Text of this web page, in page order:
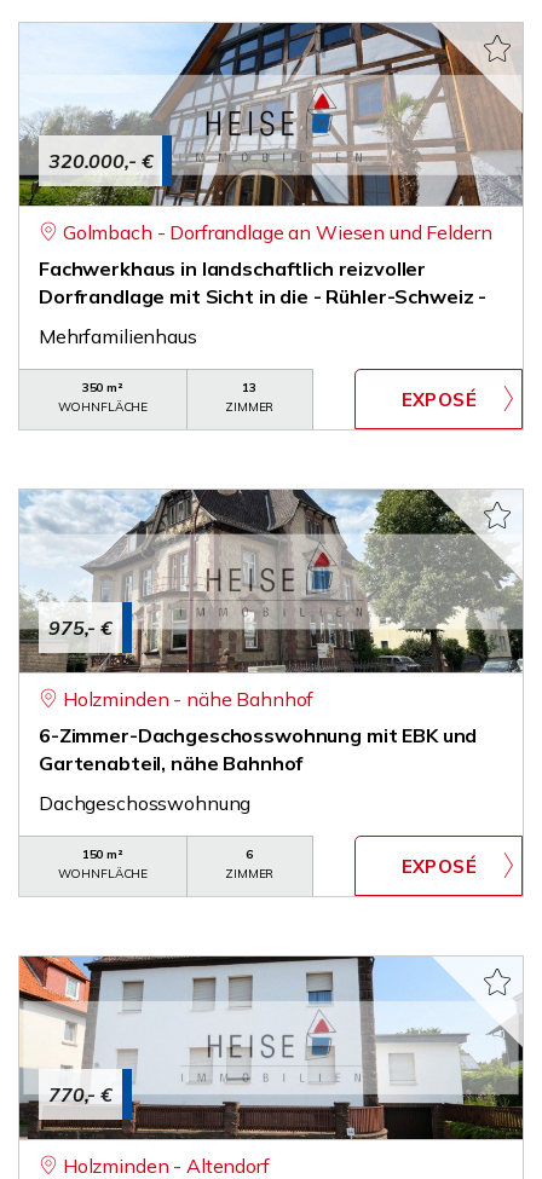
320.000,- €
Golmbach - Dorfrandlage an Wiesen und Feldern
Fachwerkhaus in landschaftlich reizvoller
Dorfrandlage mit Sicht in die - Rühler-Schweiz -
Mehrfamilienhaus
350 m²
WOHNFLÄCHE
13
ZIMMER
975,- €
Holzminden - nähe Bahnhof
6-Zimmer-Dachgeschosswohnung mit EBK und
Gartenabteil, nähe Bahnhof
Dachgeschosswohnung
150 m²
WOHNFLÄCHE
6
ZIMMER
770,- €
Holzminden - Altendorf